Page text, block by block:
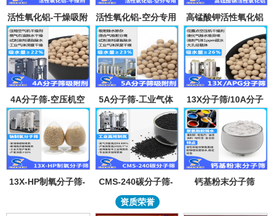
活性氧化铝-干燥吸附
活性氧化铝-空分专用
吸附剂
高锰酸钾活性氧化铝
4A分子筛-空压机空
气气体吸水干燥颗粒-
溶剂试剂深度除水分
子筛吸附球
5A分子筛-工业气体
吸附纯化-溶剂深度除
水-混合气吸附分离
13X分子筛/10A分子
筛-lpglng燃气干燥除
异味除杂-空气低露点
干燥
13X-HP制氧分子筛-
筛95氧浓度-制氧钠分
CMS-240碳分子筛-
工业制氮机吸附剂炭
分子筛-99.999%浓度
钙基粉末分子筛
资质荣誉